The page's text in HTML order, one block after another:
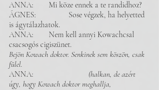
ANNA: 	Mi köze ennek a te randidhoz?
ÁGNES: 		Sose végzek, ha helyetted
is ágytálazhatok.
ANNA: 	Nem kell annyi Kowachcsal
csacsogós cigiszünet.
Bejön Kowach doktor. Senkinek sem köszön, csak
fülel.
(halkan, de azért
úgy, hogy Kowach doktor meghallja,